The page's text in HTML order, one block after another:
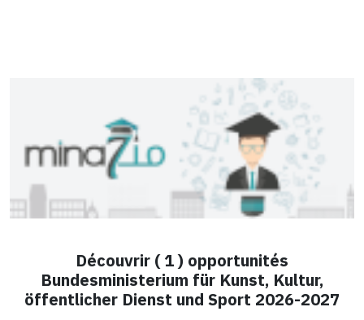
Découvrir ( 1 ) opportunités
Bundesministerium für Kunst, Kultur,
öffentlicher Dienst und Sport 2026-2027